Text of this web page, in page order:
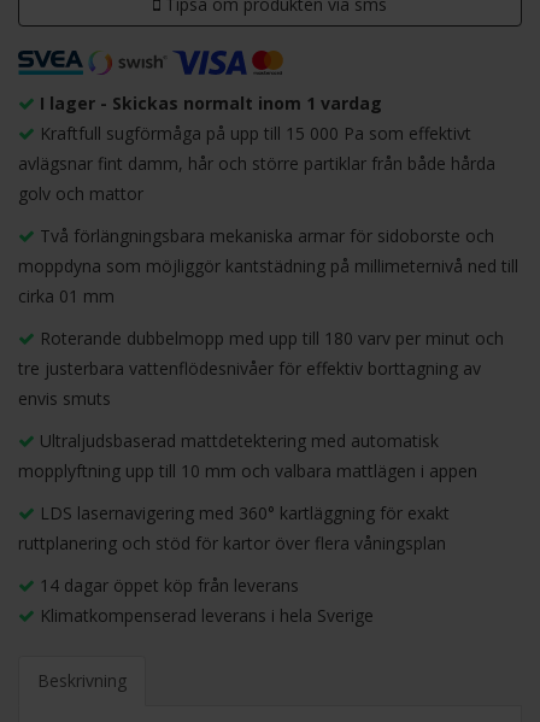
I lager - Skickas normalt inom 1 vardag
Kraftfull sugförmåga på upp till 15 000 Pa som effektivt
avlägsnar fint damm, hår och större partiklar från både hårda
golv och mattor
Två förlängningsbara mekaniska armar för sidoborste och
moppdyna som möjliggör kantstädning på millimeternivå ned till
cirka 01 mm
Roterande dubbelmopp med upp till 180 varv per minut och
tre justerbara vattenflödesnivåer för effektiv borttagning av
envis smuts
Ultraljudsbaserad mattdetektering med automatisk
mopplyftning upp till 10 mm och valbara mattlägen i appen
LDS lasernavigering med 360° kartläggning för exakt
ruttplanering och stöd för kartor över flera våningsplan
14 dagar öppet köp från leverans
Klimatkompenserad leverans i hela Sverige
Beskrivning